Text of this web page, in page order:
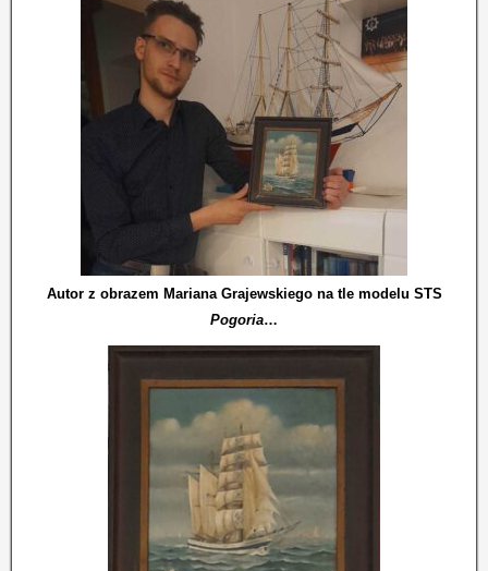
Autor z obrazem Mariana Grajewskiego na tle modelu STS
Pogoria…